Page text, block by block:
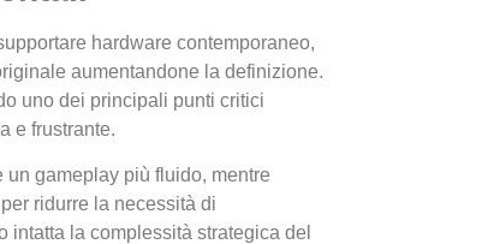
hardware contemporaneo,
aumentandone la definizione.
uno dei principali punti critici
e frustrante.
un gameplay più fluido, mentre
ridurre la necessità di
intatta la complessità strategica del